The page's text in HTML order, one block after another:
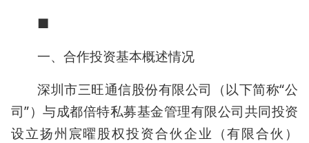
■
一、合作投资基本概述情况
深圳市三旺通信股份有限公司（以下简称“公
司”）与成都倍特私募基金管理有限公司共同投资
设立扬州宸曜股权投资合伙企业（有限合伙）